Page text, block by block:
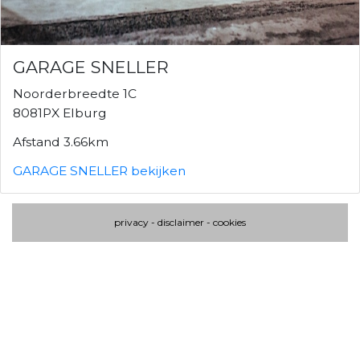
GARAGE SNELLER
Noorderbreedte 1C
8081PX Elburg
Afstand 3.66km
GARAGE SNELLER bekijken
privacy - disclaimer - cookies